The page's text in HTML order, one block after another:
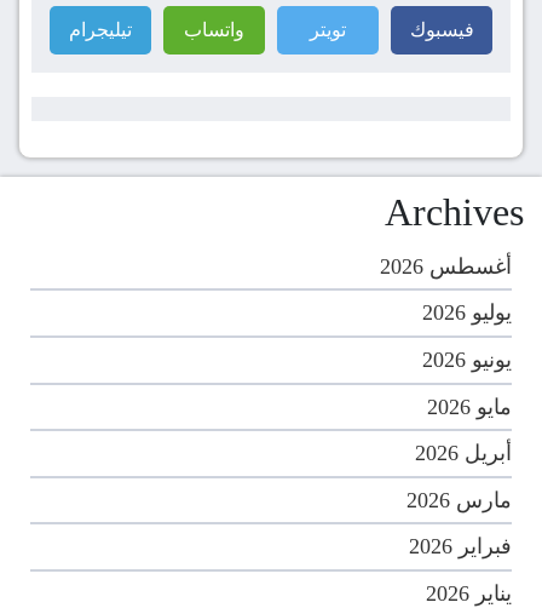
فيسبوك تويتر واتساب تيليجرام
Archives
أغسطس 2026
يوليو 2026
يونيو 2026
مايو 2026
أبريل 2026
مارس 2026
فبراير 2026
يناير 2026